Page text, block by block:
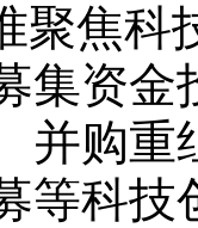
聚焦科
集资
并购重
等科